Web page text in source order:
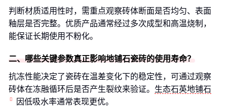
判断材质适用性时，需重点观察砖体断面是否均匀、表面
釉层是否完整。优质产品通常经过多次成型和高温烧制，
能保证长期使用不粉化。
二、哪些关键参数真正影响地铺石瓷砖的使用寿命？
抗冻性能决定了瓷砖在温差变化下的稳定性，可通过观察
砖体在冻融循环后是否产生裂纹来验证。 生态石英地铺石
因低吸水率通常表现更优。